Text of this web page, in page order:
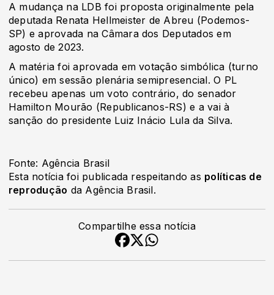
A mudança na LDB foi proposta originalmente pela
deputada Renata Hellmeister de Abreu (Podemos-
SP) e aprovada na Câmara dos Deputados em
agosto de 2023.
A matéria foi aprovada em votação simbólica (turno
único) em sessão plenária semipresencial. O PL
recebeu apenas um voto contrário, do senador
Hamilton Mourão (Republicanos-RS) e a vai à
sanção do presidente Luiz Inácio Lula da Silva.
Fonte: Agência Brasil
Esta notícia foi publicada respeitando as políticas de
reprodução da Agência Brasil.
Compartilhe essa notícia